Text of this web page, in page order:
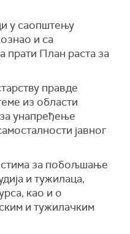
у саопштењу
и са
прати План раста за
правде
из области
унапређење
јавног
за побољшање
и тужилаца,
као и о
и тужилачким